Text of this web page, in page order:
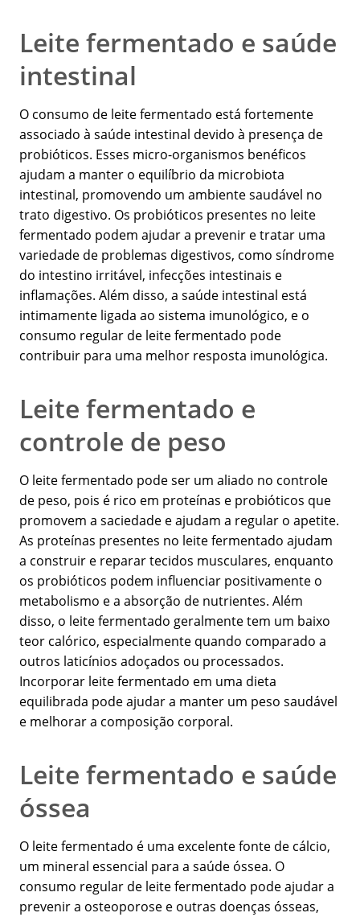
Leite fermentado e saúde
intestinal
O consumo de leite fermentado está fortemente
associado à saúde intestinal devido à presença de
probióticos. Esses micro-organismos benéficos
ajudam a manter o equilíbrio da microbiota
intestinal, promovendo um ambiente saudável no
trato digestivo. Os probióticos presentes no leite
fermentado podem ajudar a prevenir e tratar uma
variedade de problemas digestivos, como síndrome
do intestino irritável, infecções intestinais e
inflamações. Além disso, a saúde intestinal está
intimamente ligada ao sistema imunológico, e o
consumo regular de leite fermentado pode
contribuir para uma melhor resposta imunológica.
Leite fermentado e
controle de peso
O leite fermentado pode ser um aliado no controle
de peso, pois é rico em proteínas e probióticos que
promovem a saciedade e ajudam a regular o apetite.
As proteínas presentes no leite fermentado ajudam
a construir e reparar tecidos musculares, enquanto
os probióticos podem influenciar positivamente o
metabolismo e a absorção de nutrientes. Além
disso, o leite fermentado geralmente tem um baixo
teor calórico, especialmente quando comparado a
outros laticínios adoçados ou processados.
Incorporar leite fermentado em uma dieta
equilibrada pode ajudar a manter um peso saudável
e melhorar a composição corporal.
Leite fermentado e saúde
óssea
O leite fermentado é uma excelente fonte de cálcio,
um mineral essencial para a saúde óssea. O
consumo regular de leite fermentado pode ajudar a
prevenir a osteoporose e outras doenças ósseas,